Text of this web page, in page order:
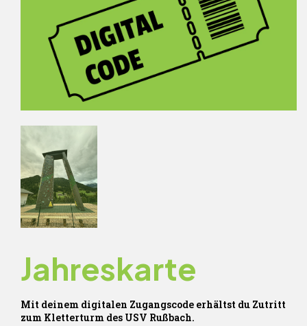
Jahreskarte
Mit deinem digitalen Zugangscode erhältst du Zutritt
zum Kletterturm des USV Rußbach.